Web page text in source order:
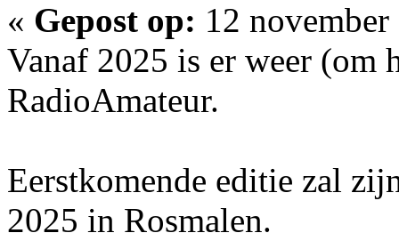
« Gepost op: 12
Vanaf 2025 is er weer (om
RadioAmateur.
Eerstkomende editie zal
2025 in Rosmalen.